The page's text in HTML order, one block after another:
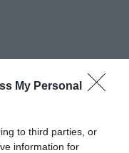
My Personal
to third parties, or
information for